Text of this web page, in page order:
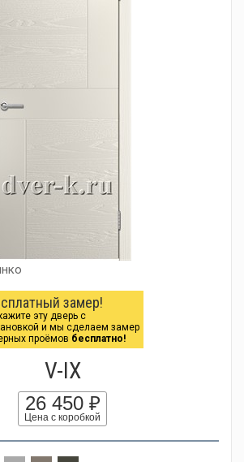
замер!
эту дверь с
и мы сделаем замер
проёмов бесплатно!
V-IX
26 450 ₽
Цена с коробкой